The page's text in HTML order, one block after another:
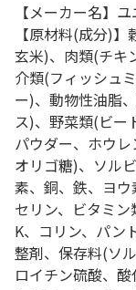
【メーカー名】
【原材料(成分)
玄米)、肉類(チキ
介類(フィッシュ
ー)、動物性油脂
ス)、野菜類(ビー
パウダー、ホウレ
オリゴ糖)、ソル
素、銅、鉄、ヨ
セリン、ビタミン
K、コリン、パン
整剤、保存料(ソ
ロイチン硫酸、